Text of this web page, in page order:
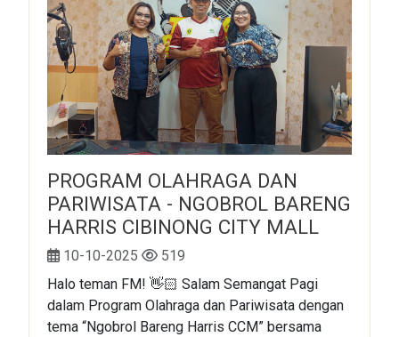
PROGRAM OLAHRAGA DAN
PARIWISATA - NGOBROL BARENG
HARRIS CIBINONG CITY MALL
10-10-2025
519
Halo teman FM! 👋🏻 Salam Semangat Pagi
dalam Program Olahraga dan Pariwisata dengan
tema “Ngobrol Bareng Harris CCM” bersama